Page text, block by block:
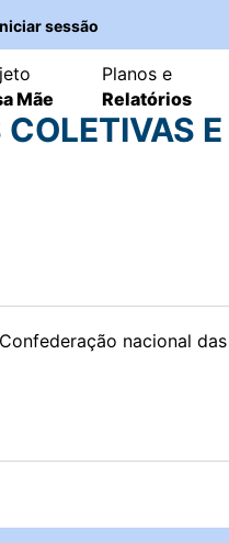
sessão
Mãe
Planos e
Relatórios